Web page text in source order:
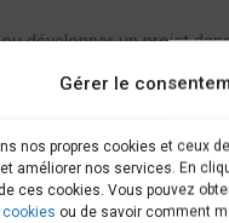
Gérer le
nos propres cookies et ceux
améliorer nos services. En
ces cookies. Vous pouvez
ou de savoir comment
développer un projet
à vendre à Canduas,